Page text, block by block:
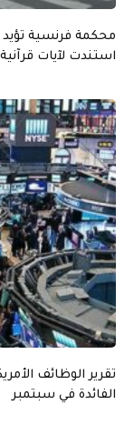
محكمة فرنسية
استندت لآيات
تقرير الوظائف
الفائدة في سبتمبر